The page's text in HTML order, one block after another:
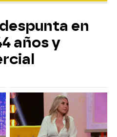
en
años y